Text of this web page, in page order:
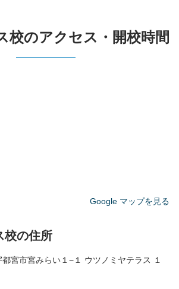
校のアクセス・開校時間
Google マップを見る
校の住所
宮市宮みらい１−１ ウツノミヤテラス １